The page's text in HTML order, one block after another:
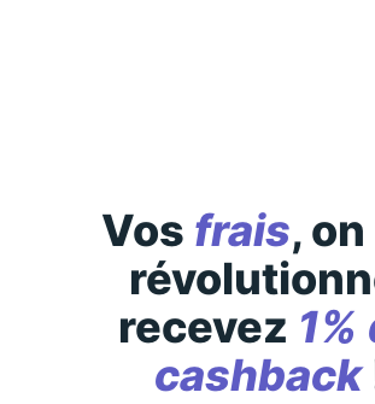
Vos frais,
recevez 1%
cashback